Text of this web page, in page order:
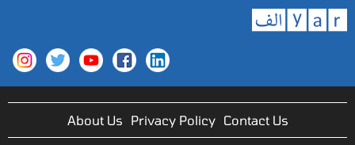
About Us Privacy Policy Contact Us